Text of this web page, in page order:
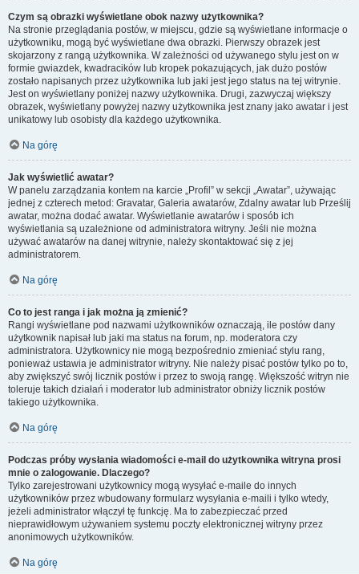
Czym są obrazki wyświetlane obok nazwy użytkownika?
Na stronie przeglądania postów, w miejscu, gdzie są wyświetlane informacje o
użytkowniku, mogą być wyświetlane dwa obrazki. Pierwszy obrazek jest
skojarzony z rangą użytkownika. W zależności od używanego stylu jest on w
formie gwiazdek, kwadracików lub kropek pokazujących, jak dużo postów
zostało napisanych przez użytkownika lub jaki jest jego status na tej witrynie.
Jest on wyświetlany poniżej nazwy użytkownika. Drugi, zazwyczaj większy
obrazek, wyświetlany powyżej nazwy użytkownika jest znany jako awatar i jest
unikatowy lub osobisty dla każdego użytkownika.
Na górę
Jak wyświetlić awatar?
W panelu zarządzania kontem na karcie „Profil” w sekcji „Awatar”, używając
jednej z czterech metod: Gravatar, Galeria awatarów, Zdalny awatar lub Prześlij
awatar, można dodać awatar. Wyświetlanie awatarów i sposób ich
wyświetlania są uzależnione od administratora witryny. Jeśli nie można
używać awatarów na danej witrynie, należy skontaktować się z jej
administratorem.
Na górę
Co to jest ranga i jak można ją zmienić?
Rangi wyświetlane pod nazwami użytkowników oznaczają, ile postów dany
użytkownik napisał lub jaki ma status na forum, np. moderatora czy
administratora. Użytkownicy nie mogą bezpośrednio zmieniać stylu rang,
ponieważ ustawia je administrator witryny. Nie należy pisać postów tylko po to,
aby zwiększyć swój licznik postów i przez to swoją rangę. Większość witryn nie
toleruje takich działań i moderator lub administrator obniży licznik postów
takiego użytkownika.
Na górę
Podczas próby wysłania wiadomości e-mail do użytkownika witryna prosi
mnie o zalogowanie. Dlaczego?
Tylko zarejestrowani użytkownicy mogą wysyłać e-maile do innych
użytkowników przez wbudowany formularz wysyłania e-maili i tylko wtedy,
jeżeli administrator włączył tę funkcję. Ma to zabezpieczać przed
nieprawidłowym używaniem systemu poczty elektronicznej witryny przez
anonimowych użytkowników.
Na górę